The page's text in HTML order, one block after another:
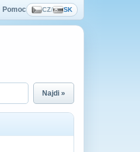
Pomoc CZ/ SK
Najdi »